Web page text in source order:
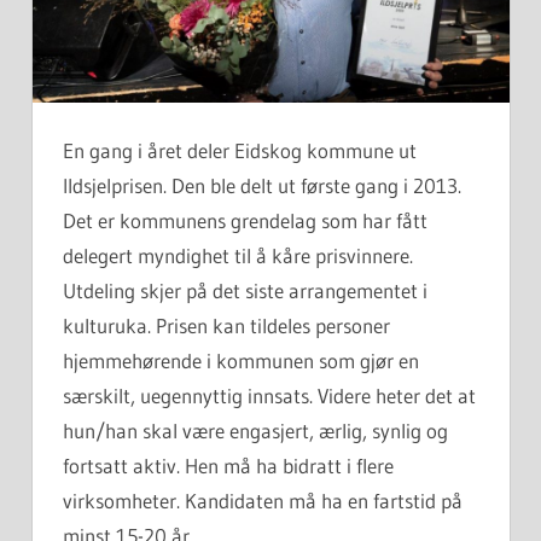
En gang i året deler Eidskog kommune ut
Ildsjelprisen. Den ble delt ut første gang i 2013.
Det er kommunens grendelag som har fått
delegert myndighet til å kåre prisvinnere.
Utdeling skjer på det siste arrangementet i
kulturuka. Prisen kan tildeles personer
hjemmehørende i kommunen som gjør en
særskilt, uegennyttig innsats. Videre heter det at
hun/han skal være engasjert, ærlig, synlig og
fortsatt aktiv. Hen må ha bidratt i flere
virksomheter. Kandidaten må ha en fartstid på